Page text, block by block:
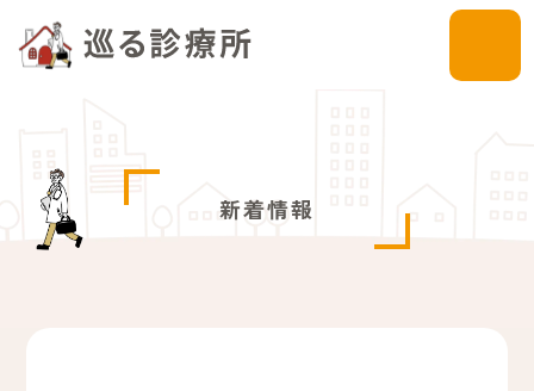
新着情報